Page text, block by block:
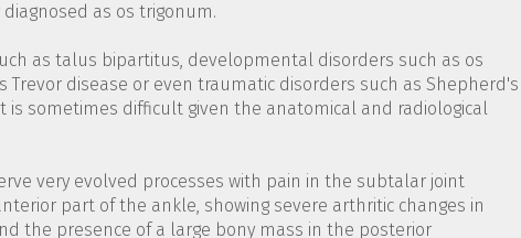
as os trigonum.
as talus bipartitus, developmental disorders such as os
disease or even traumatic disorders such as Shepherd's
sometimes difficult given the anatomical and radiological
very evolved processes with pain in the subtalar joint
part of the ankle, showing severe arthritic changes in
the presence of a large bony mass in the posterior